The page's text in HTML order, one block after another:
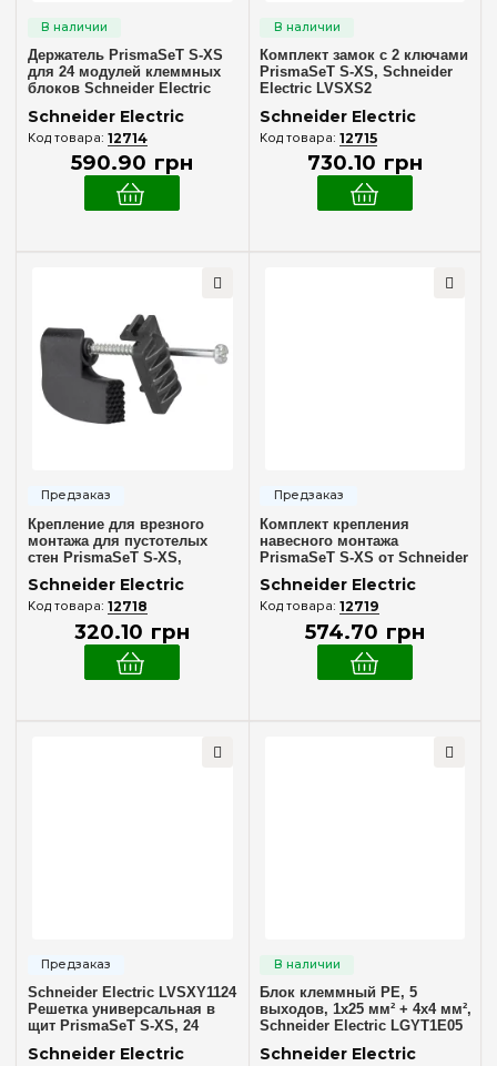
Держатель PrismaSeT S-XS
для 24 модулей клеммных
блоков Schneider Electric
Schneider Electric
12714
590.90 грн
Комплект замок с 2 ключами
PrismaSeT S-XS, Schneider
Electric LVSXS2
Schneider Electric
12715
730.10 грн
Крепление для врезного
монтажа для пустотелых
стен PrismaSeT S-XS,
Schneider Electric LVSXX5
Schneider Electric
12718
320.10 грн
Комплект крепления
навесного монтажа
PrismaSeT S-XS от Schneider
Electric LVSXX7
Schneider Electric
12719
574.70 грн
Schneider Electric LVSXY1124
Решетка универсальная в
щит PrismaSeT S-XS, 24
модуля, высота 2 ряда
Schneider Electric
Блок клеммный PE, 5
выходов, 1x25 мм² + 4x4 мм²,
Schneider Electric LGYT1E05
Schneider Electric